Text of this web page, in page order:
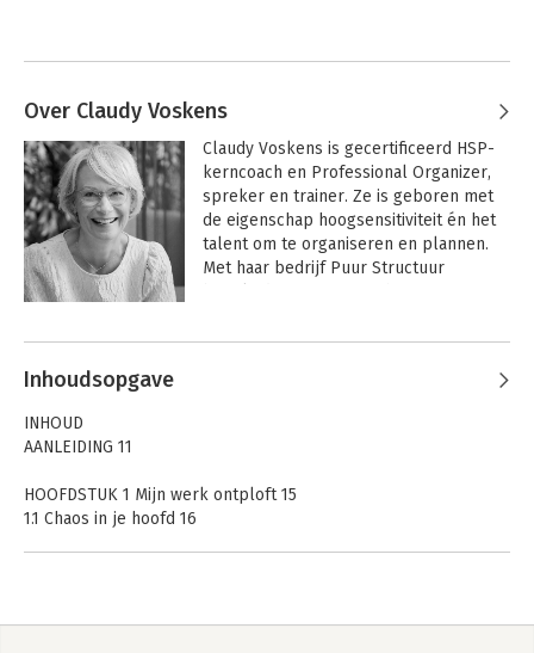
Over Claudy Voskens
Claudy Voskens is gecertificeerd HSP-
kerncoach en Professional Organizer,
spreker en trainer. Ze is geboren met
de eigenschap hoogsensitiviteit én het
talent om te organiseren en plannen.
Met haar bedrijf Puur Structuur
overzicht kwijt zijn.
Andere boeken door Claudy
Voskens
Inhoudsopgave
INHOUD
AANLEIDING 11
HOOFDSTUK 1 Mijn werk ontploft 15
1.1 Chaos in je hoofd 16